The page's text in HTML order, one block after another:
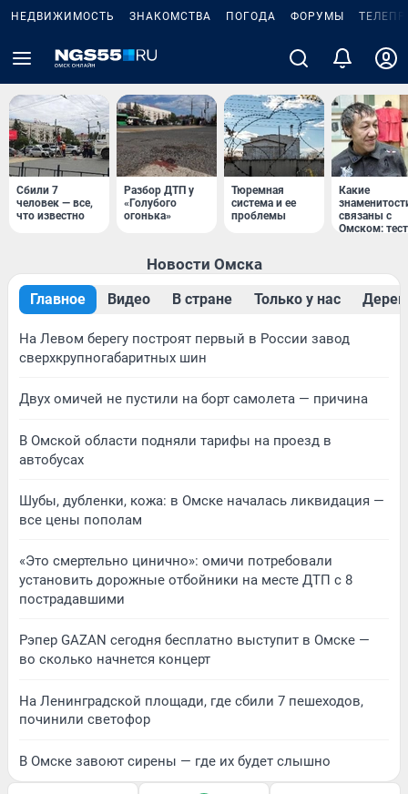
НЕДВИЖИМОСТЬ ЗНАКОМСТВА ПОГОДА ФОРУМЫ
Сбили 7
человек — все,
что известно
Разбор ДТП у
«Голубого
огонька»
Тюремная
система и ее
проблемы
Какие
связаны с
Омском: тест
Новости Омска
Главное Видео В стране Только у нас
На Левом берегу построят первый в России завод
сверхкрупногабаритных шин
Двух омичей не пустили на борт самолета — причина
В Омской области подняли тарифы на проезд в
автобусах
Шубы, дубленки, кожа: в Омске началась ликвидация —
все цены пополам
«Это смертельно цинично»: омичи потребовали
установить дорожные отбойники на месте ДТП с 8
пострадавшими
Рэпер GAZAN сегодня бесплатно выступит в Омске —
во сколько начнется концерт
На Ленинградской площади, где сбили 7 пешеходов,
починили светофор
В Омске завоют сирены — где их будет слышно